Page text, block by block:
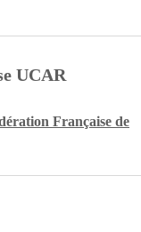
UCAR
Française de